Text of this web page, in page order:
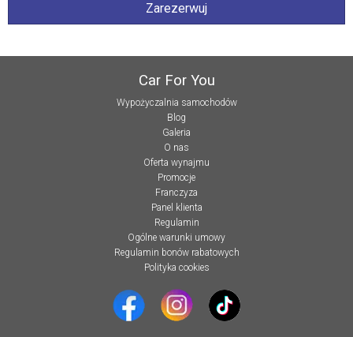
Zarezerwuj
Car For You
Wypożyczalnia samochodów
Blog
Galeria
O nas
Oferta wynajmu
Promocje
Franczyza
Panel klienta
Regulamin
Ogólne warunki umowy
Regulamin bonów rabatowych
Polityka cookies